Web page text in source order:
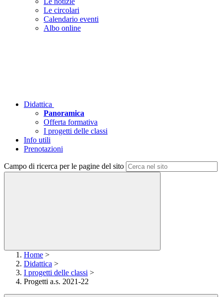
Le circolari
Calendario eventi
Albo online
Didattica
Panoramica
Offerta formativa
I progetti delle classi
Info utili
Prenotazioni
Campo di ricerca per le pagine del sito
Home >
Didattica >
I progetti delle classi >
Progetti a.s. 2021-22